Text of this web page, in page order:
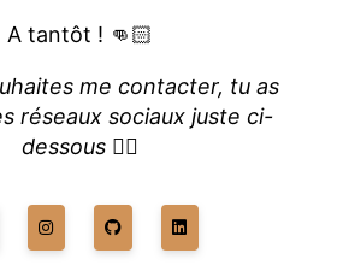
A tantôt ! 👊🏻
me contacter, tu as
réseaux sociaux juste ci-
dessous 👇🏻